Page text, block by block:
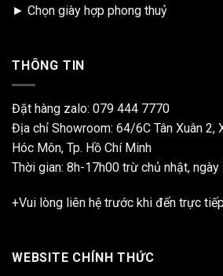
► Chọn giày hợp phong thuỷ
THÔNG TIN
Đặt hàng zalo: 079 444 7770
Địa chỉ Showroom: 64/6C Tân Xuân 2,
Hóc Môn, Tp. Hồ Chí Minh
Thời gian: 8h-17h00 trừ chủ nhật, ngày
+Vui lòng liên hệ trước khi đến trực
WEBSITE CHÍNH THỨC